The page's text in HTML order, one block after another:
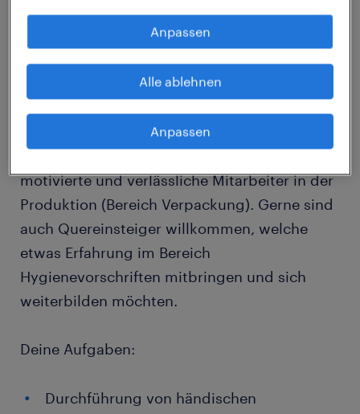
Produktionsmitarbeiter ab sofort gesucht
m/w/d VZ
motivierte und verlässliche Mitarbeiter in der
Produktion (Bereich Verpackung). Gerne sind
auch Quereinsteiger willkommen, welche
etwas Erfahrung im Bereich
Hygienevorschriften mitbringen und sich
weiterbilden möchten.
Deine Aufgaben:
Durchführung von händischen
Anpassen
Alle ablehnen
Anpassen